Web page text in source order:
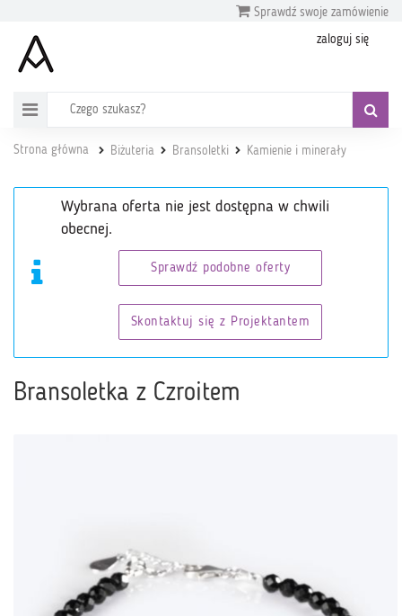
Sprawdź swoje zamówienie
zaloguj się
Strona główna Biżuteria Bransoletki Kamienie i minerały
Wybrana oferta nie jest dostępna w chwili
obecnej.
Sprawdź podobne oferty
Skontaktuj się z Projektantem
Bransoletka z Czroitem